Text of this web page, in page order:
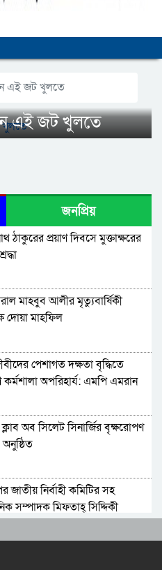
এই জট খুলতে
এই জট খুলতে
জনপ্রিয়
ঠাকুরের প্রয়াণ দিবসে মুক্তাক্ষরের
মাহবুব আলীর মৃত্যুবার্ষিকী
দোয়া মাহফিল
পেশাগত দক্ষতা বৃদ্ধিতে
কর্মশালা অপরিহার্য: এমপি এমরান
ক্লাব অব সিলেট সিনার্জির বৃক্ষরোপণ
জাতীয় নির্বাহী কমিটির সহ
সম্পাদক মিফতাহ্ সিদ্দিকী